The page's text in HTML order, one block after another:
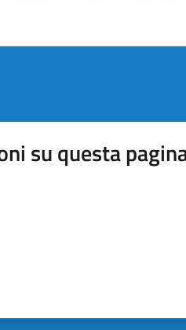
su questa